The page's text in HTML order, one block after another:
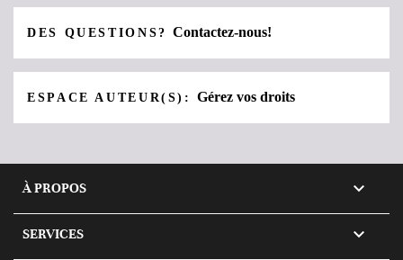
DES QUESTIONS?Contactez-nous!
ESPACE AUTEUR(S):Gérez vos droits
À PROPOS 
SERVICES 